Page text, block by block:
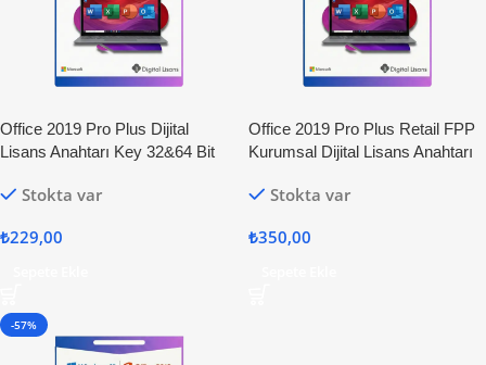
Office 2019 Pro Plus Dijital
Lisans Anahtarı Key 32&64 Bit
Stokta var
₺229,00
Office 2019 Pro Plus Retail FPP
Kurumsal Dijital Lisans Anahtarı
Stokta var
₺350,00
-57%